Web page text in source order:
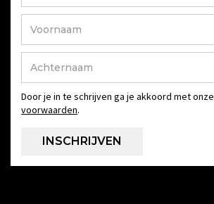
Door je in te schrijven ga je akkoord met onze
voorwaarden.